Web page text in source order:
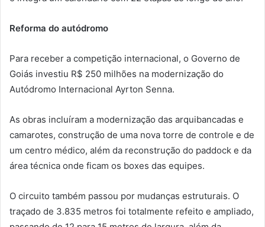
Reforma do autódromo
Para receber a competição internacional, o Governo de
Goiás investiu R$ 250 milhões na modernização do
Autódromo Internacional Ayrton Senna.
As obras incluíram a modernização das arquibancadas e
camarotes, construção de uma nova torre de controle e de
um centro médico, além da reconstrução do paddock e da
área técnica onde ficam os boxes das equipes.
O circuito também passou por mudanças estruturais. O
traçado de 3.835 metros foi totalmente refeito e ampliado,